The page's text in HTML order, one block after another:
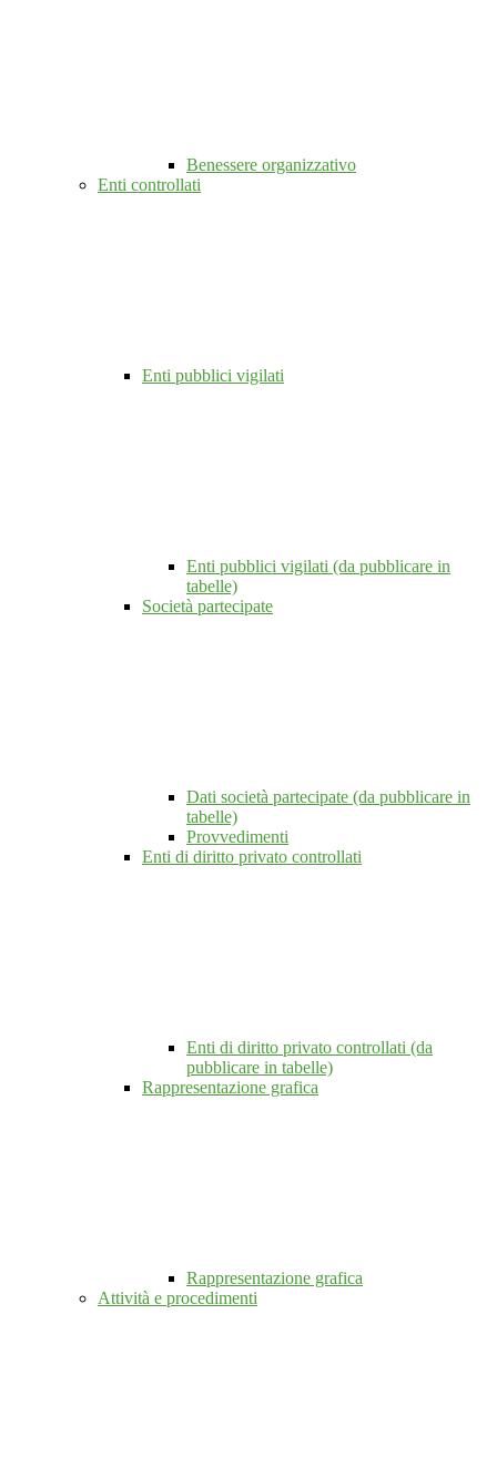
Benessere organizzativo
Enti controllati
Enti pubblici vigilati
Enti pubblici vigilati (da pubblicare in
tabelle)
Società partecipate
Dati società partecipate (da pubblicare in
tabelle)
Provvedimenti
Enti di diritto privato controllati
Enti di diritto privato controllati (da
pubblicare in tabelle)
Rappresentazione grafica
Rappresentazione grafica
Attività e procedimenti